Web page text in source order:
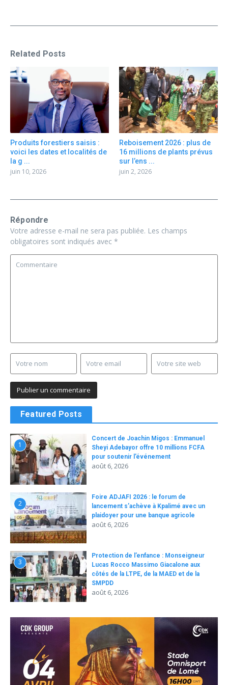
Related Posts
Produits forestiers saisis :
voici les dates et localités de
la g ...
juin 10, 2026
Reboisement 2026 : plus de
16 millions de plants prévus
sur l’ens ...
juin 2, 2026
Répondre
Votre adresse e-mail ne sera pas publiée. Les champs
obligatoires sont indiqués avec *
Featured Posts
1
Concert de Joachin Migos : Emmanuel
Sheyi Adebayor offre 10 millions FCFA
pour soutenir l’événement
août 6, 2026
2
Foire ADJAFI 2026 : le forum de
lancement s’achève à Kpalimé avec un
plaidoyer pour une banque agricole
août 6, 2026
3
Protection de l’enfance : Monseigneur
Lucas Rocco Massimo Giacalone aux
côtés de la LTPE, de la MAED et de la
SMPDD
août 6, 2026